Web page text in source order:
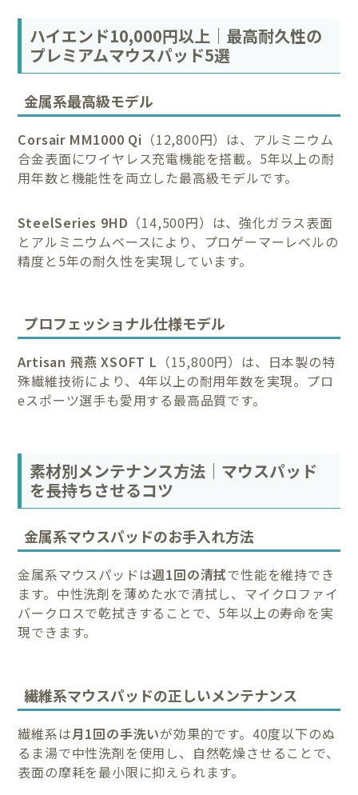
ハイエンド10,000円以上｜最高耐久性の
プレミアムマウスパッド5選
金属系最高級モデル
Corsair MM1000 Qi （12,800円）は、アルミニウム
合金表面にワイヤレス充電機能を搭載。5年以上の耐
用年数と機能性を両立した最高級モデルです。
SteelSeries 9HD （14,500円）は、強化ガラス表面
とアルミニウムベースにより、プロゲーマーレベルの
精度と5年の耐久性を実現しています。
プロフェッショナル仕様モデル
Artisan 飛燕 XSOFT L （15,800円）は、日本製の特
殊繊維技術により、4年以上の耐用年数を実現。プロ
eスポーツ選手も愛用する最高品質です。
素材別メンテナンス方法｜マウスパッド
を長持ちさせるコツ
金属系マウスパッドのお手入れ方法
金属系マウスパッドは週1回の清拭で性能を維持でき
ます。中性洗剤を薄めた水で清拭し、マイクロファイ
バークロスで乾拭きすることで、5年以上の寿命を実
現できます。
繊維系マウスパッドの正しいメンテナンス
繊維系は月1回の手洗いが効果的です。40度以下のぬ
るま湯で中性洗剤を使用し、自然乾燥させることで、
表面の摩耗を最小限に抑えられます。